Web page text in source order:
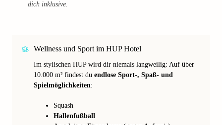
dich inklusive.
Wellness und Sport im HUP Hotel
Im stylischen HUP wird dir niemals langweilig: Auf über
10.000 m² findest du endlose Sport-, Spaß- und
Spielmöglichkeiten:
Squash
Hallenfußball